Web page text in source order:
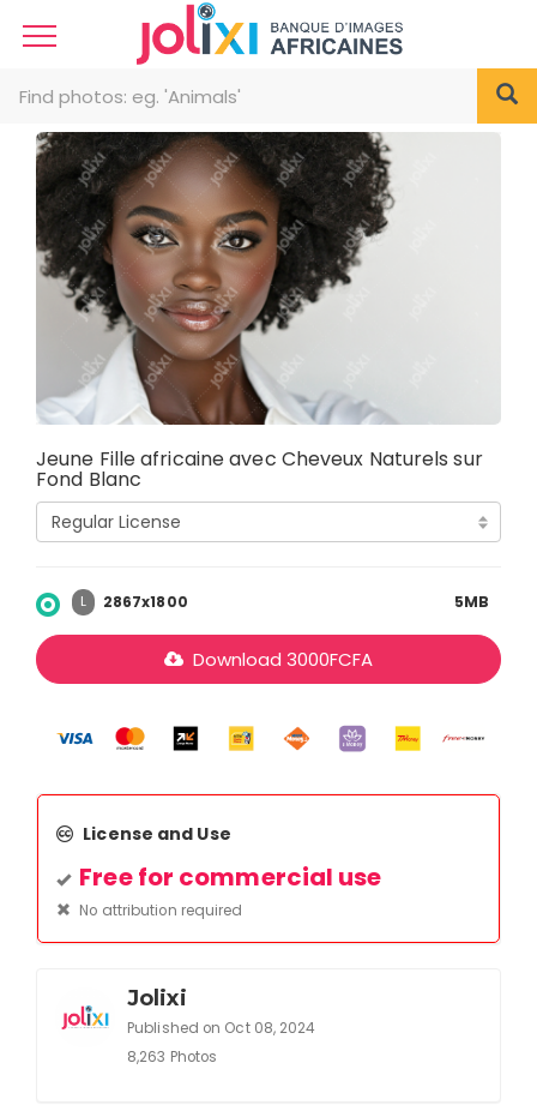
Jeune Fille africaine avec Cheveux Naturels sur
Fond Blanc
L 2867x1800 5MB
Download 3000FCFA
License and Use
Free for commercial use
No attribution required
Jolixi
Published on Oct 08, 2024
8,263 Photos